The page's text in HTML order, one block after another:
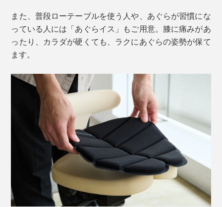
また、普段ローテーブルを使う人や、あぐらが習慣にな
っている人には「あぐらイス」もご用意。膝に痛みがあ
ったり、カラダが硬くても、ラクにあぐらの姿勢が保て
ます。